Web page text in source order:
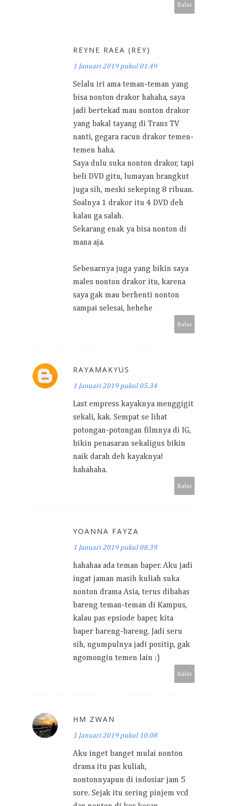
Balas
REYNE RAEA (REY)
1 Januari 2019 pukul 01.49
Selalu iri ama teman-teman yang
bisa nonton drakor hahaha, saya
jadi bertekad mau nonton drakor
yang bakal tayang di Trans TV
nanti, gegara racun drakor temen-
temen haha.
Saya dulu suka nonton drakor, tapi
beli DVD gitu, lumayan brangkut
juga sih, meski sekeping 8 ribuan.
Soalnya 1 drakor itu 4 DVD deh
kalau ga salah.
Sekarang enak ya bisa nonton di
mana aja.
Sebenarnya juga yang bikin saya
males nonton drakor itu, karena
saya gak mau berhenti nonton
sampai selesai, hehehe
Balas
RAYAMAKYUS
1 Januari 2019 pukul 05.34
Last empress kayaknya menggigit
sekali, kak. Sempat se lihat
potongan-potongan filmnya di IG,
bikin penasaran sekaligus bikin
naik darah deh kayaknya!
hahahaha.
Balas
YOANNA FAYZA
1 Januari 2019 pukul 08.39
hahahaa ada teman baper. Aku jadi
ingat jaman masih kuliah suka
nonton drama Asia, terus dibahas
bareng teman-teman di Kampus,
kalau pas epsiode baper, kita
baper bareng-bareng. Jadi seru
sih, ngumpulnya jadi positip, gak
ngomongin temen lain :)
Balas
HM ZWAN
1 Januari 2019 pukul 10.08
Aku inget banget mulai nonton
drama itu pas kuliah,
nontonnyapun di indosiar jam 5
sore. Sejak itu sering pinjem vcd